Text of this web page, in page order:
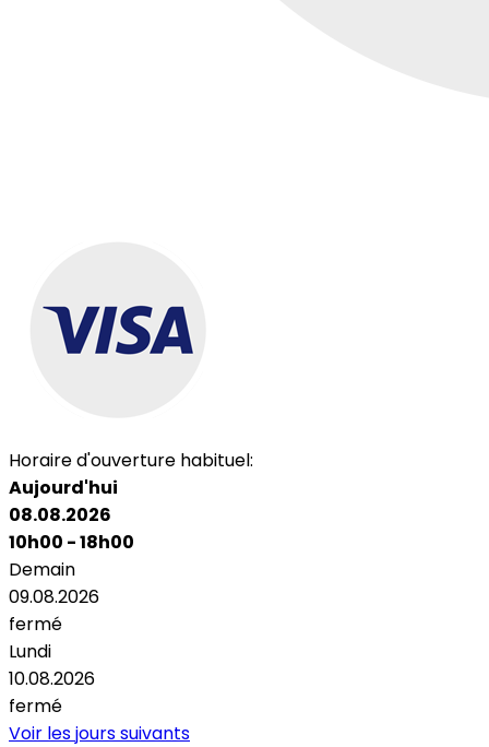
Horaire d'ouverture habituel:
Aujourd'hui
08.08.2026
10h00 - 18h00
Demain
09.08.2026
fermé
Lundi
10.08.2026
fermé
Voir les jours suivants